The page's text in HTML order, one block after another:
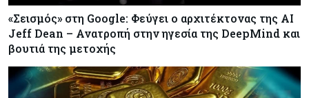
«Σεισμός» στη Google: Φεύγει ο αρχιτέκτονας της AI
Jeff Dean – Ανατροπή στην ηγεσία της DeepMind και
βουτιά της μετοχής